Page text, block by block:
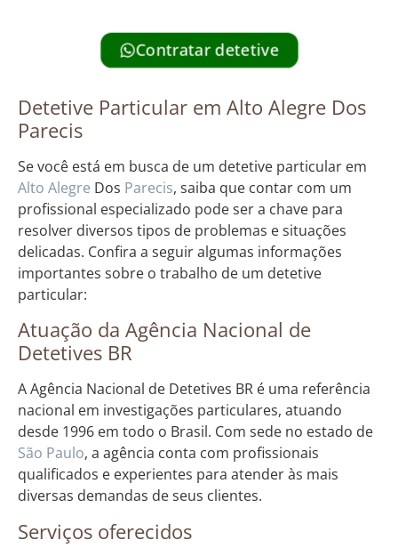
Contratar detetive
Detetive Particular em Alto Alegre Dos
Parecis
Se você está em busca de um detetive particular em
Alto Alegre Dos Parecis, saiba que contar com um
profissional especializado pode ser a chave para
resolver diversos tipos de problemas e situações
delicadas. Confira a seguir algumas informações
importantes sobre o trabalho de um detetive
particular:
Atuação da Agência Nacional de
Detetives BR
A Agência Nacional de Detetives BR é uma referência
nacional em investigações particulares, atuando
desde 1996 em todo o Brasil. Com sede no estado de
São Paulo, a agência conta com profissionais
qualificados e experientes para atender às mais
diversas demandas de seus clientes.
Serviços oferecidos